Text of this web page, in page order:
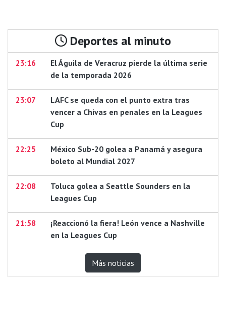
Deportes al minuto
23:16
El Águila de Veracruz pierde la última serie
de la temporada 2026
23:07
LAFC se queda con el punto extra tras
vencer a Chivas en penales en la Leagues
Cup
22:25
México Sub-20 golea a Panamá y asegura
boleto al Mundial 2027
22:08
Toluca golea a Seattle Sounders en la
Leagues Cup
21:58
¡Reaccionó la fiera! León vence a Nashville
en la Leagues Cup
Más noticias